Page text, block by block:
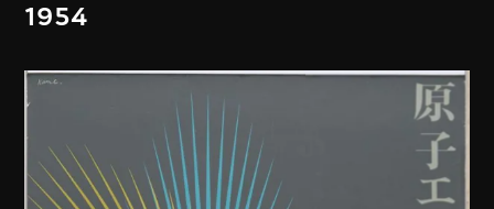
1954